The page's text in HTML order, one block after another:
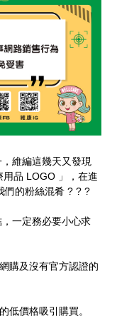
維編這幾天又發現
品 LOGO 」，在進
們的粉絲混肴 ? ? ?
一定務必要小心求
購及沒有官方認證的
低價格吸引購買。